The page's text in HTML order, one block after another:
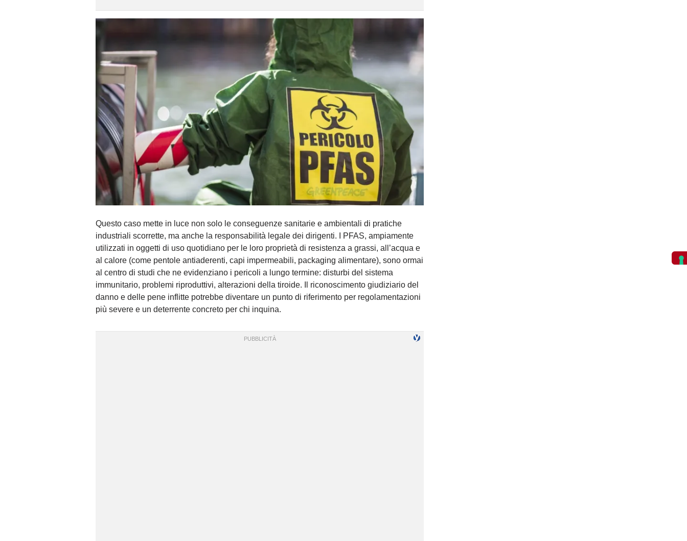
Questo caso mette in luce non solo le conseguenze sanitarie e ambientali di pratiche
industriali scorrette, ma anche la responsabilità legale dei dirigenti. I PFAS, ampiamente
utilizzati in oggetti di uso quotidiano per le loro proprietà di resistenza a grassi, all’acqua e
al calore (come pentole antiaderenti, capi impermeabili, packaging alimentare), sono ormai
al centro di studi che ne evidenziano i pericoli a lungo termine: disturbi del sistema
immunitario, problemi riproduttivi, alterazioni della tiroide. Il riconoscimento giudiziario del
danno e delle pene inflitte potrebbe diventare un punto di riferimento per regolamentazioni
più severe e un deterrente concreto per chi inquina.